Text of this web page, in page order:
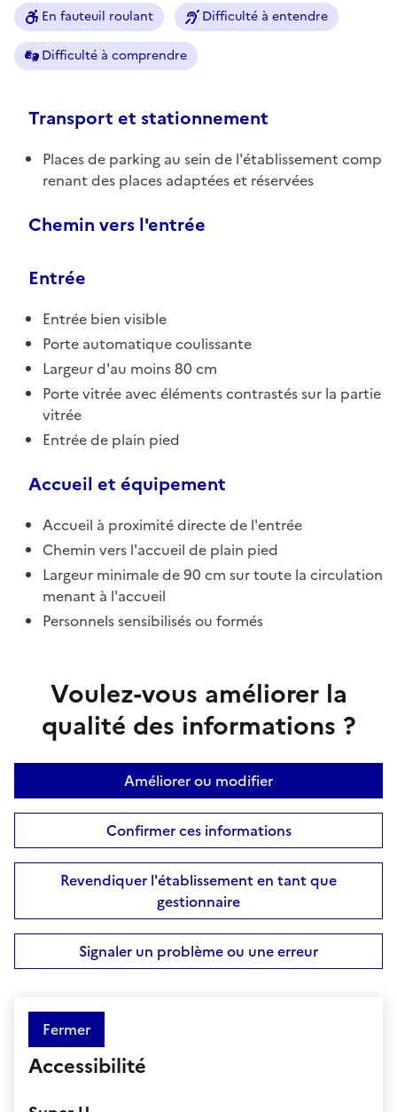
En fauteuil roulant Difficulté à entendre
Difficulté à comprendre
Transport et stationnement
Places de parking au sein de l'établissement comp
renant des places adaptées et réservées
Chemin vers l'entrée
Entrée
Entrée bien visible
Porte automatique coulissante
Largeur d'au moins 80 cm
Porte vitrée avec éléments contrastés sur la partie
vitrée
Entrée de plain pied
Accueil et équipement
Accueil à proximité directe de l'entrée
Chemin vers l'accueil de plain pied
Largeur minimale de 90 cm sur toute la circulation
menant à l'accueil
Personnels sensibilisés ou formés
Voulez-vous améliorer la
qualité des informations ?
Améliorer ou modifier
Confirmer ces informations
Revendiquer l'établissement en tant que
gestionnaire
Signaler un problème ou une erreur
Fermer
Accessibilité